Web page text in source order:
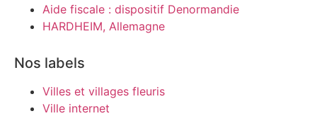
Aide fiscale : dispositif Denormandie
HARDHEIM, Allemagne
Nos labels
Villes et villages fleuris
Ville internet